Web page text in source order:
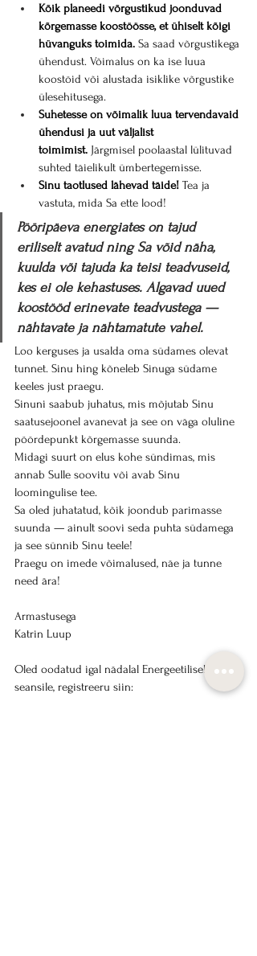
Kõik planeedi võrgustikud joonduvad
kõrgemasse koostöösse, et ühiselt kõigi
hüvanguks toimida. Sa saad võrgustikega
ühendust. Võimalus on ka ise luua
koostöid või alustada isiklike võrgustike
ülesehitusega.
Suhetesse on võimalik luua tervendavaid
ühendusi ja uut väljalist
toimimist. Järgmisel poolaastal lülituvad
suhted täielikult ümbertegemisse.
Sinu taotlused lähevad täide! Tea ja
vastuta, mida Sa ette lood!
Pööripäeva energiates on tajud
eriliselt avatud ning Sa võid näha,
kuulda või tajuda ka teisi teadvuseid,
kes ei ole kehastuses. Algavad uued
koostööd erinevate teadvustega —
nähtavate ja nähtamatute vahel.
Loo kerguses ja usalda oma südames olevat
tunnet. Sinu hing kõneleb Sinuga südame
keeles just praegu.
Sinuni saabub juhatus, mis mõjutab Sinu
saatusejoonel avanevat ja see on väga oluline
pöördepunkt kõrgemasse suunda.
Midagi suurt on elus kohe sündimas, mis
annab Sulle soovitu või avab Sinu
loomingulise tee.
Sa oled juhatatud, kõik joondub parimasse
suunda — ainult soovi seda puhta südamega
ja see sünnib Sinu teele!
Praegu on imede võimalused, näe ja tunne
need ära!
Armastusega
Katrin Luup
Oled oodatud igal nädalal Energeetilisele LIVE
seansile, registreeru siin: